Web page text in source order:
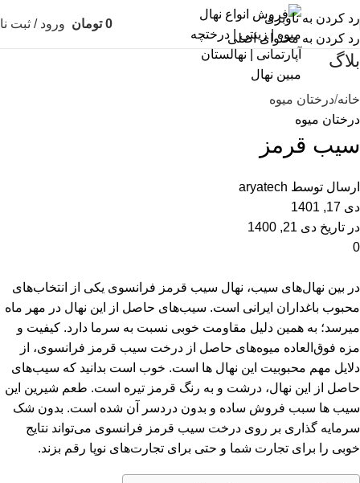
رد کردن به ناوبری
رد کردن به محتوای اصلی
0 تومان ورود / ثبت
بلاگ
خانه درختان میوه
درختان میوه
سیب قرمز
ارسال توسط aryatech
دی 17, 1401
در تاریخ دی 21, 1400
0
در بین نهال‌های سیب، نهال سیب قرمز فرانسوی یکی از انتخاب‌های
محبوب باغداران ایرانی است. سیب‌های حاصل از این نهال در مهر ماه
میرسد؛ به همین دلیل مقاومت خوبی نسبت به سرما دارد. کیفیت و
مزه فوق‌العاده میوه‌های حاصل از درخت سیب قرمز فرانسوی، از
دلایل مهم محبوبیت این نهال ها است. خوب است بدانید که سیب‌های
حاصل از این نهال، درشت و به رنگ قرمز تیره است. طعم شیرین این
سیب ها سبب فروش ساده و بدون دردسر آن شده است. بدون شک
سرمایه گذاری بر روی درخت سیب قرمز فرانسوی می‌تواند نتایج
خوبی را برای تجارت شما و حتی برای تجارت‌های نوپا رقم بزند.